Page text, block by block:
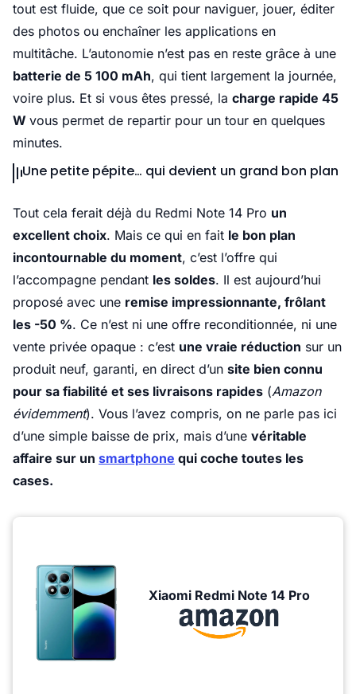
tout est fluide, que ce soit pour naviguer, jouer, éditer
des photos ou enchaîner les applications en
multitâche. L’autonomie n’est pas en reste grâce à une
batterie de 5 100 mAh, qui tient largement la journée,
voire plus. Et si vous êtes pressé, la charge rapide 45
W vous permet de repartir pour un tour en quelques
minutes.
Une petite pépite… qui devient un grand bon plan
Tout cela ferait déjà du Redmi Note 14 Pro un
excellent choix. Mais ce qui en fait le bon plan
incontournable du moment, c’est l’offre qui
l’accompagne pendant les soldes. Il est aujourd’hui
proposé avec une remise impressionnante, frôlant
les -50 %. Ce n’est ni une offre reconditionnée, ni une
vente privée opaque : c’est une vraie réduction sur un
produit neuf, garanti, en direct d’un site bien connu
pour sa fiabilité et ses livraisons rapides (Amazon
évidemment). Vous l’avez compris, on ne parle pas ici
d’une simple baisse de prix, mais d’une véritable
affaire sur un smartphone qui coche toutes les
cases.
Xiaomi Redmi Note 14 Pro